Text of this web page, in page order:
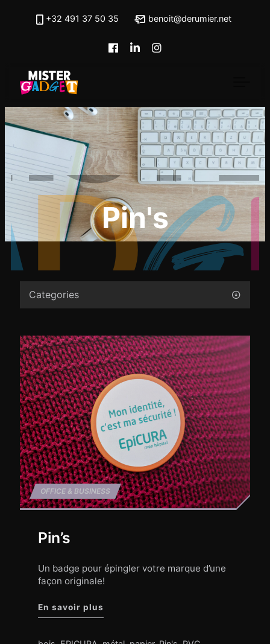
Skip to main content
+32 491 37 50 35 benoit@derumier.net
Pin's
Categories
OFFICE & BUSINESS
Pin’s
Un badge pour épingler votre marque d’une
façon originale!
En savoir plus